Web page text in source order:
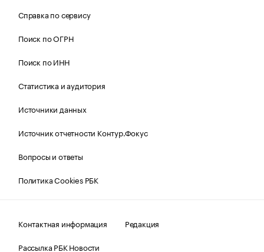
Справка по сервису
Поиск по ОГРН
Поиск по ИНН
Статистика и аудитория
Источники данных
Источник отчетности Контур.Фокус
Вопросы и ответы
Политика Cookies РБК
Контактная информация
Редакция
Рассылка РБК Новости